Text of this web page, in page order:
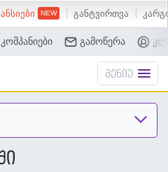
განტვირთვა
კომპანიები გამოწერა
მენიუ